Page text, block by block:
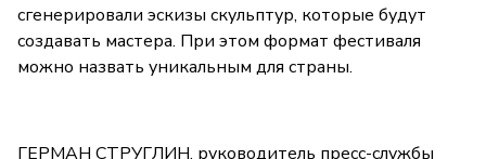
сгенерировали эскизы скульптур, которые будут
создавать мастера. При этом формат фестиваля
можно назвать уникальным для страны.
ГЕРМАН СТРУГЛИН, руководитель пресс-службы